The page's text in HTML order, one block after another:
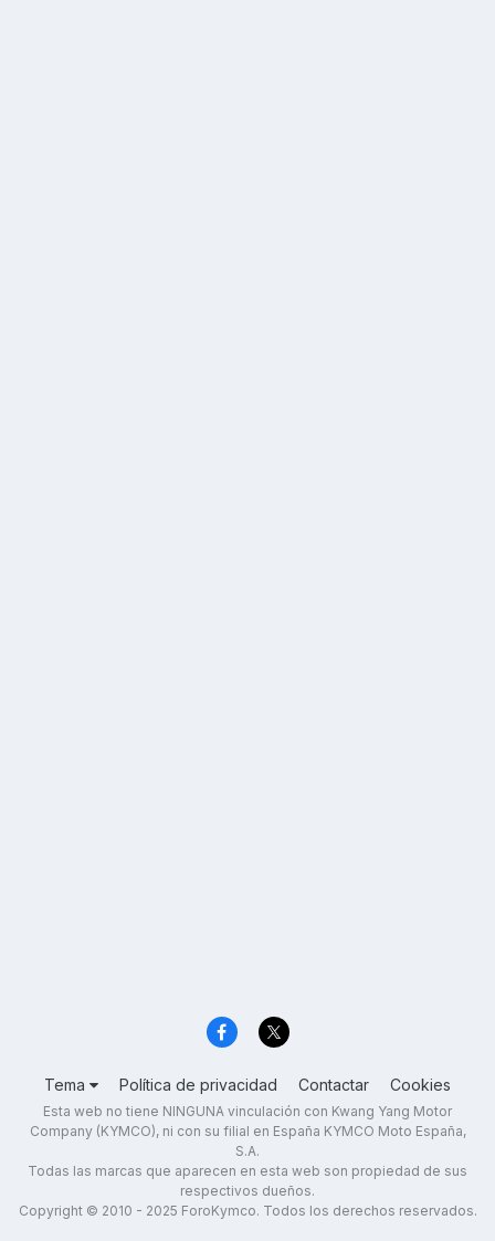
Tema Política de privacidad Contactar Cookies
Esta web no tiene NINGUNA vinculación con Kwang Yang Motor
Company (KYMCO), ni con su filial en España KYMCO Moto España,
S.A.
Todas las marcas que aparecen en esta web son propiedad de sus
respectivos dueños.
Copyright © 2010 - 2025 ForoKymco. Todos los derechos reservados.